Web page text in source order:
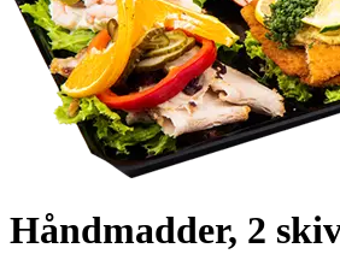
Håndmadder, 2